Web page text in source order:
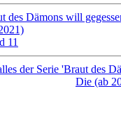
des Dämons will
11
der Serie 'Braut des
Die (ab